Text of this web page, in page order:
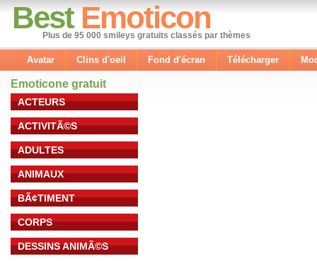
Best Emoticon
Plus de 95 000 smileys gratuits classés par thèmes
Avatar Clins d'oeil Fond d'écran Télécharger
Emoticone gratuit
ACTEURS
ACTIVITÃ©S
ADULTES
ANIMAUX
BÃ¢TIMENT
CORPS
DESSINS ANIMÃ©S